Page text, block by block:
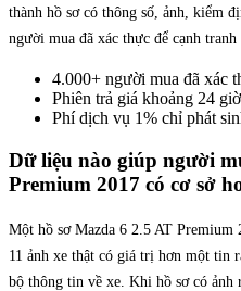
thành hồ sơ có thông số, ảnh, kiểm
người mua đã xác thực để cạnh
4.000+ người mua đã xác
Phiên trả giá khoảng 24
Phí dịch vụ 1% chỉ phát
Dữ liệu nào giúp người
Premium 2017 có cơ sở
Một hồ sơ Mazda 6 2.5 AT
11 ảnh xe thật có giá trị hơn một tin
bộ thông tin về xe. Khi hồ sơ có